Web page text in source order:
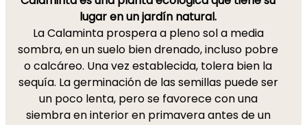
lugar en un jardín natural.
La Calaminta prospera a pleno sol a media
sombra, en un suelo bien drenado, incluso pobre
o calcáreo. Una vez establecida, tolera bien la
sequía. La germinación de las semillas puede ser
un poco lenta, pero se favorece con una
siembra en interior en primavera antes de un